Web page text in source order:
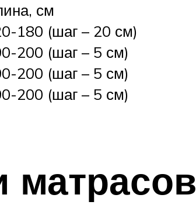
см
180 (шаг – 20 см)
200 (шаг – 5 см)
200 (шаг – 5 см)
200 (шаг – 5 см)
матрасов